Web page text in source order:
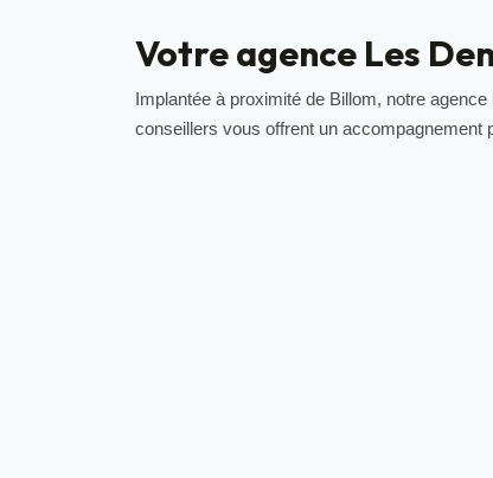
Votre agence Les
Implantée à proximité de Billom, notre
conseillers vous offrent un accompagnement